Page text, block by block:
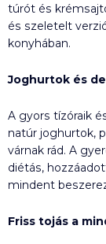
túrót és
és szeletelt
konyhában.
Joghurtok és
A gyors tízóraik
natúr joghurtok,
várnak rád. A
diétás,
mindent
Friss tojás a